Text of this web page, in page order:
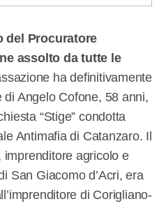
del Procuratore
assolto da tutte le
ha definitivamente
di Angelo Cofone, 58 anni,
“Stige” condotta
Antimafia di Catanzaro. Il
agricolo e
San Giacomo d’Acri, era
di Corigliano-